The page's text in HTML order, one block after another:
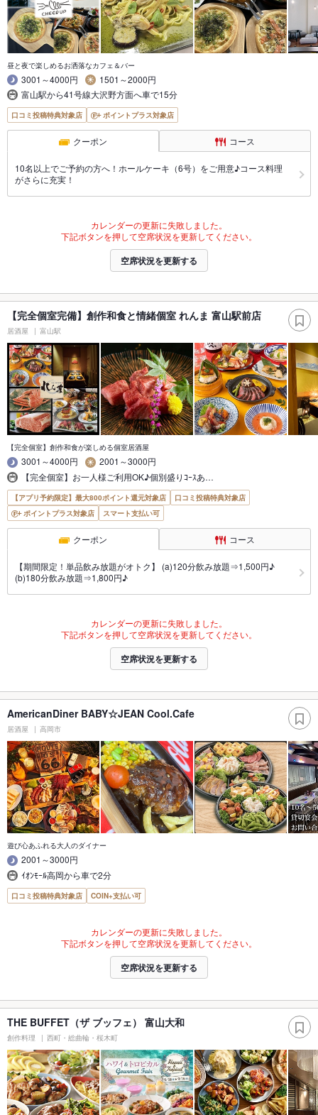
昼と夜で楽しめるお洒落なカフェ＆バー
3001～4000円
1501～2000円
富山駅から41号線大沢野方面へ車で15分
口コミ投稿特典対象店 ポイントプラス対象店
クーポン コース
10名以上でご予約の方へ！ホールケーキ（6号）をご用意♪コース料理
がさらに充実！
カレンダーの更新に失敗しました。
下記ボタンを押して空席状況を更新してください。
空席状況を更新する
【完全個室完備】創作和食と情緒個室 れんま 富山駅前店
居酒屋 富山駅
【完全個室】創作和食が楽しめる個室居酒屋
3001～4000円
2001～3000円
【完全個室】お一人様ご利用OK♪個別盛りｺｰｽあ…
【アプリ予約限定】最大800ポイント還元対象店
口コミ投稿特典対象店
ポイントプラス対象店
スマート支払い可
クーポン コース
【期間限定！単品飲み放題がオトク】 (a)120分飲み放題⇒1,500円♪
(b)180分飲み放題⇒1,800円♪
カレンダーの更新に失敗しました。
下記ボタンを押して空席状況を更新してください。
空席状況を更新する
AmericanDiner BABY☆JEAN Cool.Cafe
居酒屋 高岡市
遊び心あふれる大人のダイナー
2001～3000円
ｲｵﾝﾓｰﾙ高岡から車で2分
口コミ投稿特典対象店 COIN+支払い可
カレンダーの更新に失敗しました。
下記ボタンを押して空席状況を更新してください。
空席状況を更新する
THE BUFFET（ザ ブッフェ） 富山大和
創作料理 西町・総曲輪・桜木町